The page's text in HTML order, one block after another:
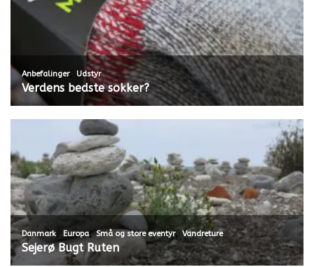
Anbefalinger, Udstyr
Verdens bedste sokker?
Danmark, Europa,Små og store eventyr,Vandreture
Sejerø Bugt Ruten